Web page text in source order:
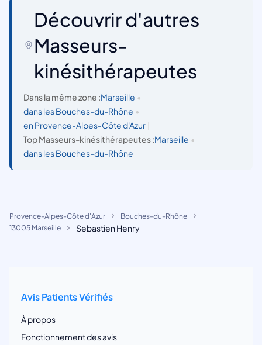
Découvrir d'autres
Masseurs-
kinésithérapeutes
Dans la même zone :Marseille •
dans les Bouches-du-Rhône •
en Provence-Alpes-Côte d'Azur
Top Masseurs-kinésithérapeutes :Marseille •
dans les Bouches-du-Rhône
Provence-Alpes-Côte d'Azur
Bouches-du-Rhône
13005 Marseille
Sebastien Henry
Avis Patients Vérifiés
À propos
Fonctionnement des avis